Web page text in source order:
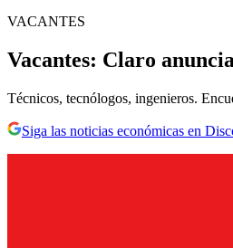
VACANTES
Vacantes: Claro
Técnicos, tecnólogos, ingenieros.
Siga las noticias económicas en